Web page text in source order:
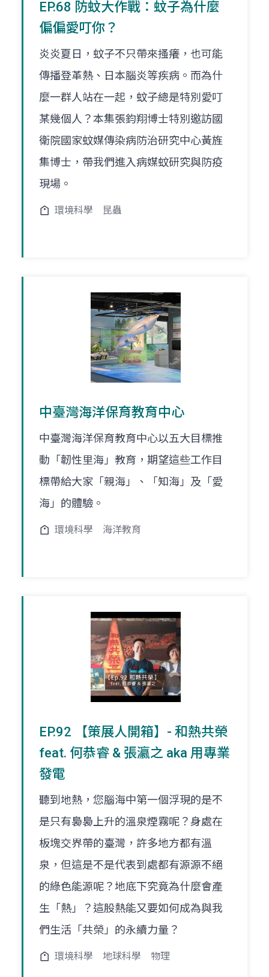
EP.68 防蚊大作戰：蚊子為什麼
偏偏愛叮你？
炎炎夏日，蚊子不只帶來搔癢，也可能
傳播登革熱、日本腦炎等疾病。而為什
麼一群人站在一起，蚊子總是特別愛叮
某幾個人？本集張鈞翔博士特別邀訪國
衛院國家蚊媒傳染病防治研究中心黃旌
集博士，帶我們進入病媒蚊研究與防疫
現場。
環境科學 昆蟲
中臺灣海洋保育教育中心
中臺灣海洋保育教育中心以五大目標推
動「韌性里海」教育，期望這些工作目
標帶給大家「親海」、「知海」及「愛
海」的體驗。
環境科學 海洋教育
EP.92 【策展人開箱】- 和熱共榮
feat. 何恭睿 & 張瀛之 aka 用專業
發電
聽到地熱，您腦海中第一個浮現的是不
是只有裊裊上升的溫泉煙霧呢？身處在
板塊交界帶的臺灣，許多地方都有溫
泉，但這是不是代表到處都有源源不絕
的綠色能源呢？地底下究竟為什麼會產
生「熱」？這股熱能又要如何成為與我
們生活「共榮」的永續力量？
環境科學 地球科學 物理